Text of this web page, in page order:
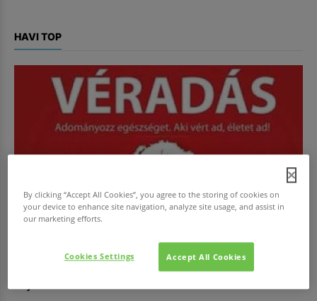
HAVI TOP
By clicking “Accept All Cookies”, you agree to the storing of cookies on
your device to enhance site navigation, analyze site usage, and assist in
our marketing efforts.
Accept All Cookies
Cookies Settings